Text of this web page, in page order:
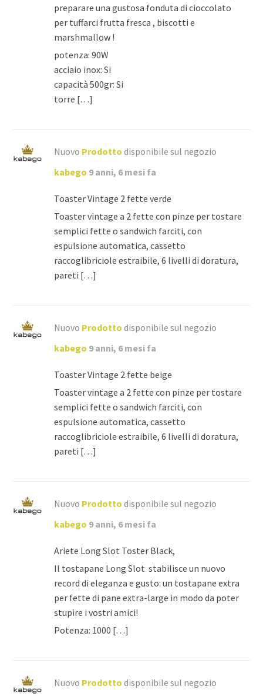
preparare una gustosa fonduta di cioccolato
per tuffarci frutta fresca , biscotti e
marshmallow !
potenza: 90W
acciaio inox: Si
capacità 500gr: Si
torre […]
Nuovo Prodotto disponibile sul negozio
kabego 9 anni, 6 mesi fa
Toaster Vintage 2 fette verde
Toaster vintage a 2 fette con pinze per tostare
semplici fette o sandwich farciti, con
espulsione automatica, cassetto
raccoglibriciole estraibile, 6 livelli di doratura,
pareti […]
Nuovo Prodotto disponibile sul negozio
kabego 9 anni, 6 mesi fa
Toaster Vintage 2 fette beige
Toaster vintage a 2 fette con pinze per tostare
semplici fette o sandwich farciti, con
espulsione automatica, cassetto
raccoglibriciole estraibile, 6 livelli di doratura,
pareti […]
Nuovo Prodotto disponibile sul negozio
kabego 9 anni, 6 mesi fa
Ariete Long Slot Toster Black,
Il tostapane Long Slot stabilisce un nuovo
record di eleganza e gusto: un tostapane extra
per fette di pane extra-large in modo da poter
stupire i vostri amici!
Potenza: 1000 […]
Nuovo Prodotto disponibile sul negozio